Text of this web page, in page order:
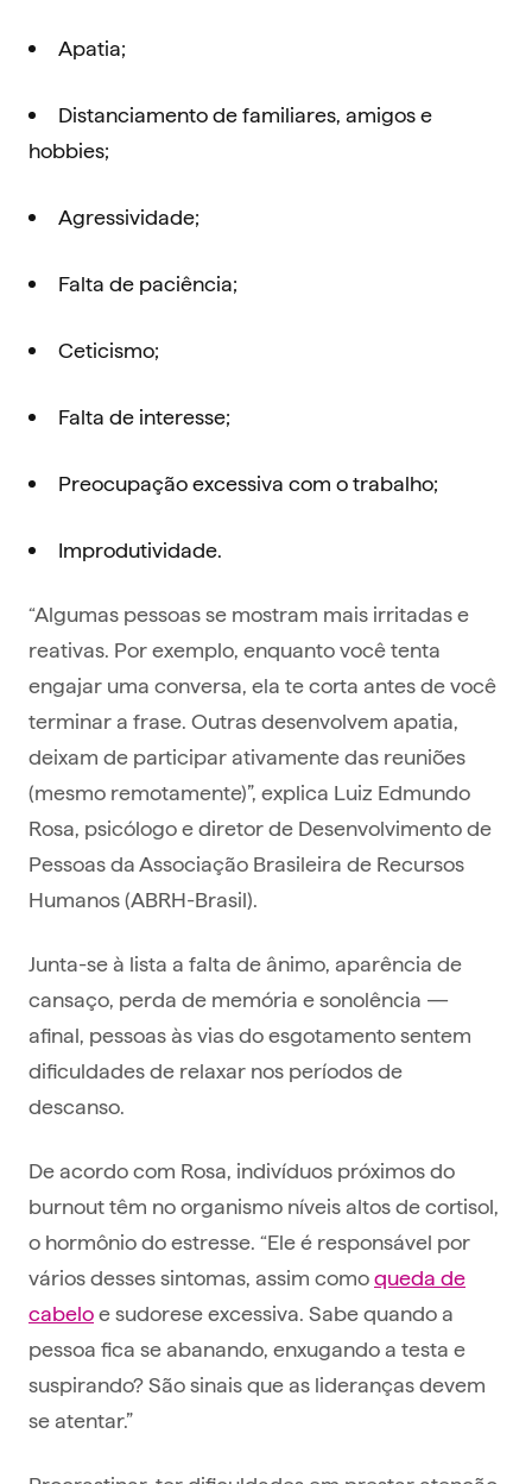
Apatia;
Distanciamento de familiares, amigos e
hobbies;
Agressividade;
Falta de paciência;
Ceticismo;
Falta de interesse;
Preocupação excessiva com o trabalho;
Improdutividade.
“Algumas pessoas se mostram mais irritadas e
reativas. Por exemplo, enquanto você tenta
engajar uma conversa, ela te corta antes de você
terminar a frase. Outras desenvolvem apatia,
deixam de participar ativamente das reuniões
(mesmo remotamente)”, explica Luiz Edmundo
Rosa, psicólogo e diretor de Desenvolvimento de
Pessoas da Associação Brasileira de Recursos
Humanos (ABRH-Brasil).
Junta-se à lista a falta de ânimo, aparência de
cansaço, perda de memória e sonolência —
afinal, pessoas às vias do esgotamento sentem
dificuldades de relaxar nos períodos de
descanso.
De acordo com Rosa, indivíduos próximos do
burnout têm no organismo níveis altos de cortisol,
o hormônio do estresse. “Ele é responsável por
vários desses sintomas, assim comoqueda de
cabeloe sudorese excessiva. Sabe quando a
pessoa fica se abanando, enxugando a testa e
suspirando? São sinais que as lideranças devem
se atentar.”